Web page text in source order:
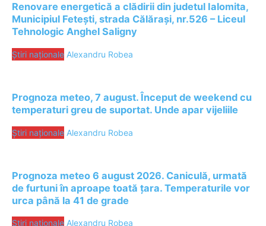
Renovare energetică a clădirii din judetul Ialomita,
Municipiul Fetești, strada Călărași, nr.526 – Liceul
Tehnologic Anghel Saligny
Știri naționale Alexandru Robea
Prognoza meteo, 7 august. Început de weekend cu
temperaturi greu de suportat. Unde apar vijeliile
Știri naționale Alexandru Robea
Prognoza meteo 6 august 2026. Caniculă, urmată
de furtuni în aproape toată țara. Temperaturile vor
urca până la 41 de grade
Știri naționale Alexandru Robea